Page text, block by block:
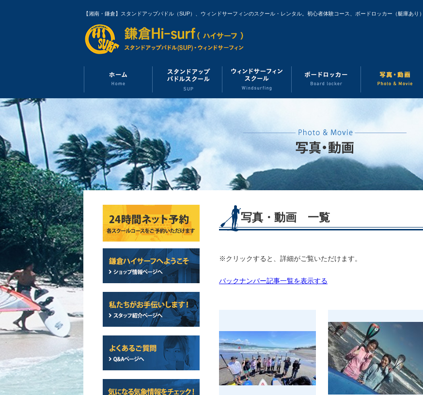
【湘南・鎌倉】スタンドアップパドル（SUP）、ウィンドサーフィンのスクール・レンタル。初心者体験コース、ボードロッカー（艇庫あり）
写真・動画 一覧
※クリックすると、詳細がご覧いただけます。
バックナンバー記事一覧を表示する